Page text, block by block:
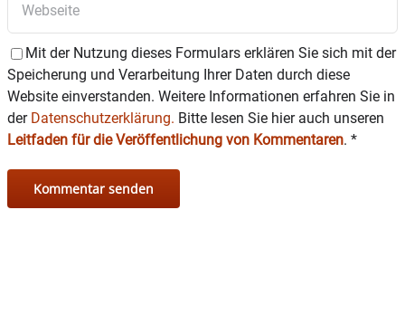
Mit der Nutzung dieses Formulars erklären Sie sich mit der
Speicherung und Verarbeitung Ihrer Daten durch diese
Website einverstanden. Weitere Informationen erfahren Sie in
der Datenschutzerklärung. Bitte lesen Sie hier auch unseren
Leitfaden für die Veröffentlichung von Kommentaren. *